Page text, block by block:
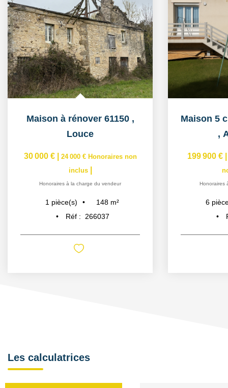
Maison à rénover 61150 ,
Louce
30 000 € 24 000 € Honoraires non
inclus
Honoraires à la charge du vendeur
1 pièce(s) 148 m²
Réf :
266037
,
199 900 €
Honoraires
6
Les calculatrices